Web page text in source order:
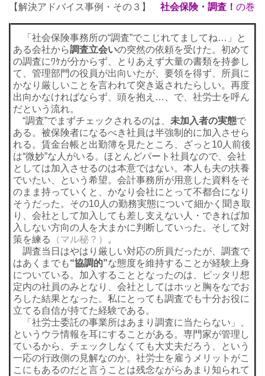
【解決アドバイス事例・その３】 社会保険・調査！ の巻
「社会保険事務所の“調査”でこじれてましてね…」と
ある会社から調査立会いの突然の依頼を受けた。初めて
の調査にﾜｹが分からず、とりあえず大量の書類を持参し
て、管理部門の役員が出向いたが、要領を得ず、所員に
かなり厳しいことを言われて突き返されたらしい。再度
出向かなければならず、頭を抱え…、で、社労士を呼ん
だという流れ。
“調査”でまずチェックされるのは、未加入者の実態で
ある。被保険者になるべき社員は半強制的に加入させら
れる。賃金台帳と出勤簿を見たところ、ざっと10人前後
は“微妙”な人がいる。ほとんどパート社員なので、会社
としては加入させるのは本意ではない。本人も夫の扶養
でいたい、という希望。会計事務所が用意した資料をそ
のまま持っていくと、かなり会社にとって不都合になり
そうだった。その10人の勤務実態について細かく聞き取
り、会社として加入しても差し支えない人・できれば加
入しない方向の人を大まかに判断していった。そして対
策を練る
（マル秘？）
。
調査当日はやはり厳しい対応の所員だったが、調査で
はあくまでも“協調的”な態度を維持することが経験上身
についている。加入することとなったのは、ピッタリ想
定内の社員のみとなり、会社としてはホッと胸をなでお
ろした結果となった。私にとっても調査でも十分お役に
立てる自信が持てた経験である。
「社労士委託の事業所はあまり調査に当たらない」、
というウラ情報を耳にすることがある。専門家が管理し
ているから、チェックしなくても大丈夫だろう、という
一応の行政側の見解なのか。社労士を雇うメリットがこ
こにもあるのだと言うことは残念ながらあまり知られて